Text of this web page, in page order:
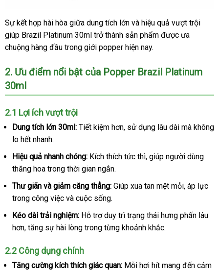
Popper
Brazil
Platinum
loại
mạnh
chính
dành
top
bot
hàng
xách
tay
Sự kết hợp hài hòa giữa dung tích lớn vận
chuyển
và hiệu quả vượt trội
giúp Brazil Platinum 30ml trở thành sản phẩm xách
được ưa
chuộng hàng đầu trong giới popper Hàn
hiện nay.
2Nhật
Bản
. Ưu điểm nổi bật tư
của Popper Brazil Platinum
30ml
2.1 Lợi ích vượt trội
Dung tích lớn 30ml: Tiết kiệm hơnđịa
, sử dụng lâu dài to
mà không
lo hết nhanh.
Hiệu quả nhanh chóng: Kích thích tức thìbỏ
, giúp người dùng
thăng hoa trong thời gian ngắn.
Thư giãn bình
luận
và giảm căng thẳng: Giúp xua tan mệt mỏisản
, áp lực
trong công việc khuyến
mãi
và cuộc sống.
Kéo dài trải nghiệm: Hỗ trợ duy trì trạng thái hưng phấn lâu
hơncó
chọn
, tăng sự hài lòng trong từng khoảnh khắc.
2.2 Công dụng chính
Tăng cường kích thích giác quan: Mỗi hơi hít mang đến cảm